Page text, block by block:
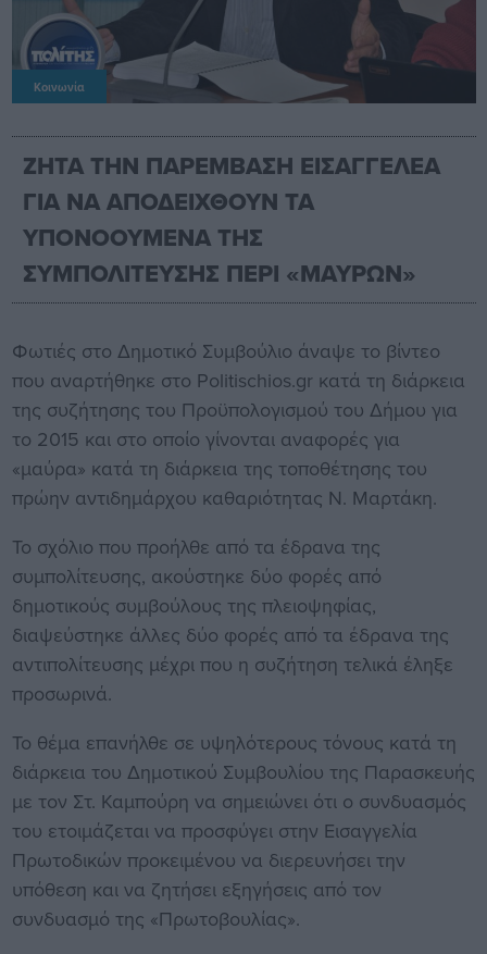
Κοινωνία
ΖΗΤΑ ΤΗΝ ΠΑΡΕΜΒΑΣΗ ΕΙΣΑΓΓΕΛΕΑ
ΓΙΑ ΝΑ ΑΠΟΔΕΙΧΘΟΥΝ ΤΑ
ΥΠΟΝΟΟΥΜΕΝΑ ΤΗΣ
ΣΥΜΠΟΛΙΤΕΥΣΗΣ ΠΕΡΙ «ΜΑΥΡΩΝ»
Φωτιές στο Δημοτικό Συμβούλιο άναψε το βίντεο
που αναρτήθηκε στο Politischios.gr κατά τη διάρκεια
της συζήτησης του Προϋπολογισμού του Δήμου για
το 2015 και στο οποίο γίνονται αναφορές για
«μαύρα» κατά τη διάρκεια της τοποθέτησης του
πρώην αντιδημάρχου καθαριότητας Ν. Μαρτάκη.
Το σχόλιο που προήλθε από τα έδρανα της
συμπολίτευσης, ακούστηκε δύο φορές από
δημοτικούς συμβούλους της πλειοψηφίας,
διαψεύστηκε άλλες δύο φορές από τα έδρανα της
αντιπολίτευσης μέχρι που η συζήτηση τελικά έληξε
προσωρινά.
Το θέμα επανήλθε σε υψηλότερους τόνους κατά τη
διάρκεια του Δημοτικού Συμβουλίου της Παρασκευής
με τον Στ. Καμπούρη να σημειώνει ότι ο συνδυασμός
του ετοιμάζεται να προσφύγει στην Εισαγγελία
Πρωτοδικών προκειμένου να διερευνήσει την
υπόθεση και να ζητήσει εξηγήσεις από τον
συνδυασμό της «Πρωτοβουλίας».